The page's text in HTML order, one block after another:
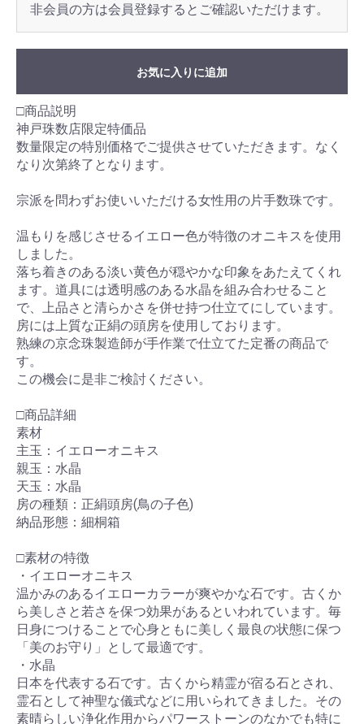
非会員の方は会員登録するとご確認いただけます。
お気に入りに追加
□商品説明
神戸珠数店限定特価品
数量限定の特別価格でご提供させていただきます。なく
なり次第終了となります。
宗派を問わずお使いいただける女性用の片手数珠です。
温もりを感じさせるイエロー色が特徴のオニキスを使用
しました。
落ち着きのある淡い黄色が穏やかな印象をあたえてくれ
ます。道具には透明感のある水晶を組み合わせること
で、上品さと清らかさを併せ持つ仕立てにしています。
房には上質な正絹の頭房を使用しております。
熟練の京念珠製造師が手作業で仕立てた定番の商品で
す。
この機会に是非ご検討ください。
□商品詳細
素材
主玉：イエローオニキス
親玉：水晶
天玉：水晶
房の種類：正絹頭房(鳥の子色)
納品形態：細桐箱
□素材の特徴
・イエローオニキス
温かみのあるイエローカラーが爽やかな石です。古くか
ら美しさと若さを保つ効果があるといわれています。毎
日身につけることで心身ともに美しく最良の状態に保つ
「美のお守り」として最適です。
・水晶
日本を代表する石です。古くから精霊が宿る石とされ、
霊石として神聖な儀式などに用いられてきました。その
素晴らしい浄化作用からパワーストーンのなかでも特に